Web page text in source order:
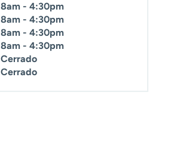
8am - 4:30pm
8am - 4:30pm
8am - 4:30pm
8am - 4:30pm
Cerrado
Cerrado